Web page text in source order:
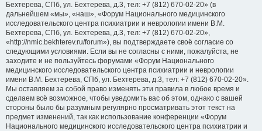
Бехтерева, СПб, ул. Бехтерева, д.3, тел: +7 (812) 670-02-20» (в
дальнейшем «мы», «наш», «Форум Национального медицинского
исследовательского центра психиатрии и неврологии имени В.М.
Бехтерева, СПб, ул. Бехтерева, д.3, тел: +7 (812) 670-02-20»,
«http://nmic.bekhterev.ru/forum»), вы подтверждаете своё согласие со
следующими условиями. Если вы не согласны с ними, пожалуйста, не
заходите и не пользуйтесь форумами «Форум Национального
медицинского исследовательского центра психиатрии и неврологии
имени В.М. Бехтерева, СПб, ул. Бехтерева, д.3, тел: +7 (812) 670-02-20».
Мы оставляем за собой право изменять эти правила в любое время и
сделаем всё возможное, чтобы уведомить вас об этом, однако с вашей
стороны было бы разумным регулярно просматривать этот текст на
предмет изменений, так как использование конференции «Форум
Национального медицинского исследовательского центра психиатрии и